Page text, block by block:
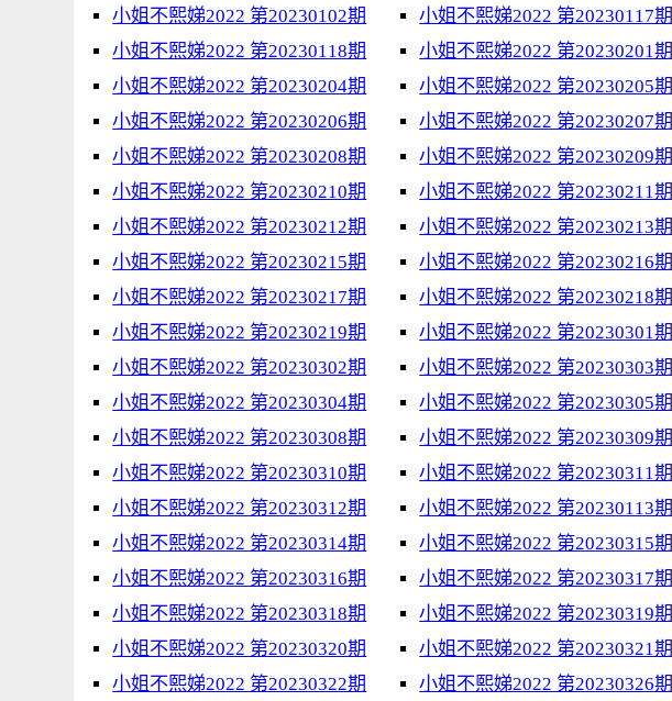
小姐不熙娣2022 第20230102期
小姐不熙娣2022 第20230117期
小姐不熙娣2022 第20230118期
小姐不熙娣2022 第20230201期
小姐不熙娣2022 第20230204期
小姐不熙娣2022 第20230205期
小姐不熙娣2022 第20230206期
小姐不熙娣2022 第20230207期
小姐不熙娣2022 第20230208期
小姐不熙娣2022 第20230209期
小姐不熙娣2022 第20230210期
小姐不熙娣2022 第20230211期
小姐不熙娣2022 第20230212期
小姐不熙娣2022 第20230213期
小姐不熙娣2022 第20230215期
小姐不熙娣2022 第20230216期
小姐不熙娣2022 第20230217期
小姐不熙娣2022 第20230218期
小姐不熙娣2022 第20230219期
小姐不熙娣2022 第20230301期
小姐不熙娣2022 第20230302期
小姐不熙娣2022 第20230303期
小姐不熙娣2022 第20230304期
小姐不熙娣2022 第20230305期
小姐不熙娣2022 第20230308期
小姐不熙娣2022 第20230309期
小姐不熙娣2022 第20230310期
小姐不熙娣2022 第20230311期
小姐不熙娣2022 第20230312期
小姐不熙娣2022 第20230113期
小姐不熙娣2022 第20230314期
小姐不熙娣2022 第20230315期
小姐不熙娣2022 第20230316期
小姐不熙娣2022 第20230317期
小姐不熙娣2022 第20230318期
小姐不熙娣2022 第20230319期
小姐不熙娣2022 第20230320期
小姐不熙娣2022 第20230321期
小姐不熙娣2022 第20230322期
小姐不熙娣2022 第20230326期